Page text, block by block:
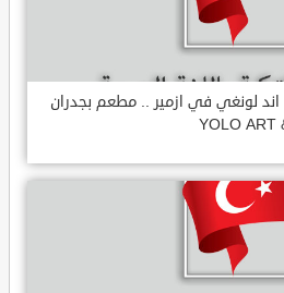
لونغي في ازمير .. مطعم بجدران